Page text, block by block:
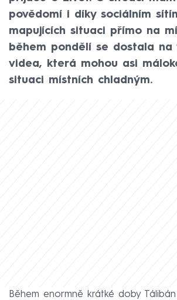
povědomí i díky sociálním
mapujících situaci přímo na
během pondělí se dostala na
videa, která mohou asi
situaci místních chladným.
Během enormně krátké doby